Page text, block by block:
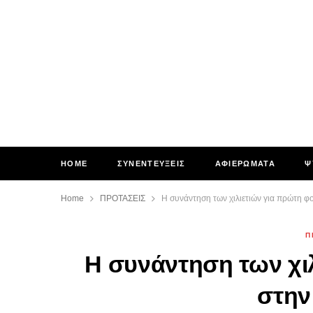
HOME ΣΥΝΕΝΤΕΥΞΕΙΣ ΑΦΙΕΡΩΜΑΤΑ
Home ΠΡΟΤΑΣΕΙΣ Η συνάντηση των χιλιετιών για πρώτη
Η συνάντηση των